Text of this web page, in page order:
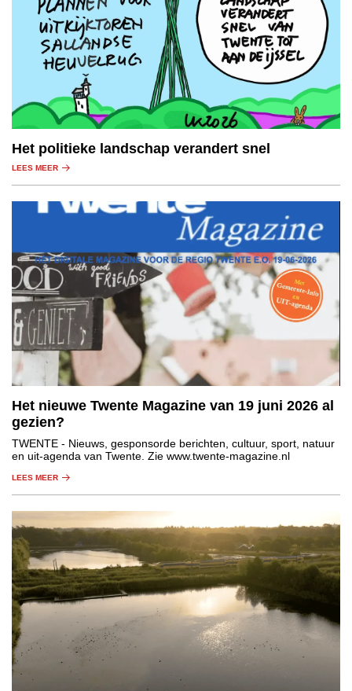
Het politieke landschap verandert snel
LEES MEER
Het nieuwe Twente Magazine van 19 juni 2026 al
gezien?
TWENTE - Nieuws, gesponsorde berichten, cultuur, sport, natuur
en uit-agenda van Twente. Zie www.twente-magazine.nl
LEES MEER